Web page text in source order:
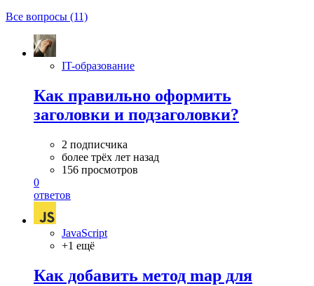
Все вопросы (11)
IT-образование
Как правильно оформить
заголовки и подзаголовки?
2 подписчика
более трёх лет назад
156 просмотров
0
ответов
JavaScript
+1 ещё
Как добавить метод map для